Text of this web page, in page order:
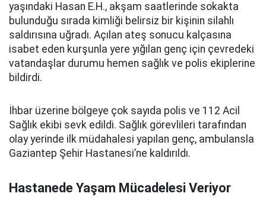
yaşındaki Hasan E.H., akşam saatlerinde sokakta
bulunduğu sırada kimliği belirsiz bir kişinin silahlı
saldırısına uğradı. Açılan ateş sonucu kalçasına
isabet eden kurşunla yere yığılan genç için çevredeki
vatandaşlar durumu hemen sağlık ve polis ekiplerine
bildirdi.
İhbar üzerine bölgeye çok sayıda polis ve 112 Acil
Sağlık ekibi sevk edildi. Sağlık görevlileri tarafından
olay yerinde ilk müdahalesi yapılan genç, ambulansla
Gaziantep Şehir Hastanesi’ne kaldırıldı.
Hastanede Yaşam Mücadelesi Veriyor